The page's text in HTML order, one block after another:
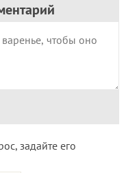
задайте его